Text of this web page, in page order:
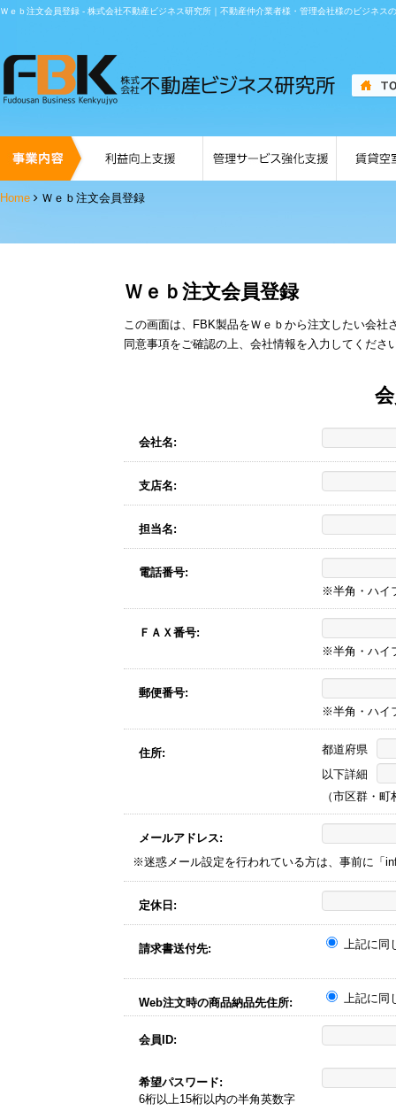
Ｗｅｂ注文会員登録 - 株式会社不動産ビジネス研究所｜不動産仲介業者様・管理会社様のビジネス
Home Ｗｅｂ注文会員登録
Ｗｅｂ注文会員登録
この画面は、FBK製品をＷｅｂから注文したい会社
同意事項をご確認の上、会社情報を入力してくださ
会社名:
支店名:
担当名:
電話番号:
※半角・ハイ
ＦＡＸ番号:
※半角・ハイ
郵便番号:
※半角・ハイ
住所:
都道府県
以下詳細
（市区群・
メールアドレス:
※迷惑メール設定を行われている方は、事前に「
定休日:
請求書送付先: 上記に同
Web注文時の商品納品先住所: 上記に同
会員ID:
希望パスワード:
6桁以上15桁以内の半角英数字